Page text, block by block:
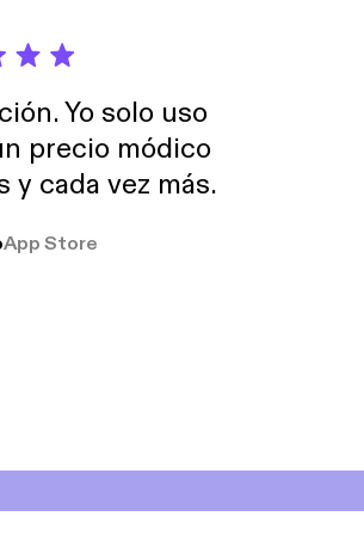
waking up and
Yo solo uso
precio módico
y cada vez más.
App Store